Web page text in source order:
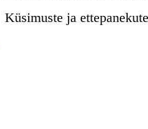
Küsimuste ja